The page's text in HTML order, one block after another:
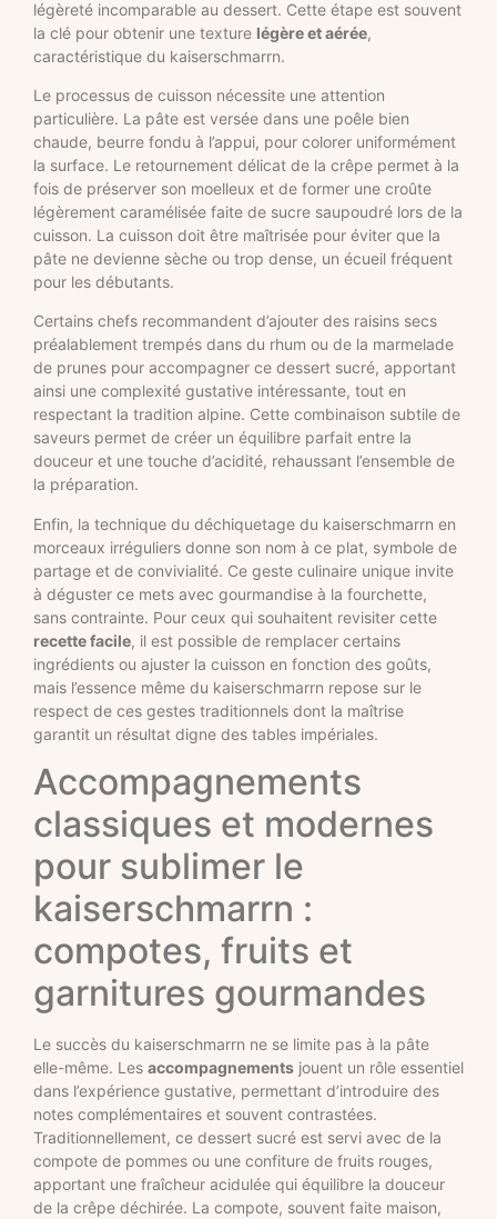
légèreté incomparable au dessert. Cette étape est souvent
la clé pour obtenir une texture légère et aérée,
caractéristique du kaiserschmarrn.
Le processus de cuisson nécessite une attention
particulière. La pâte est versée dans une poêle bien
chaude, beurre fondu à l’appui, pour colorer uniformément
la surface. Le retournement délicat de la crêpe permet à la
fois de préserver son moelleux et de former une croûte
légèrement caramélisée faite de sucre saupoudré lors de la
cuisson. La cuisson doit être maîtrisée pour éviter que la
pâte ne devienne sèche ou trop dense, un écueil fréquent
pour les débutants.
Certains chefs recommandent d’ajouter des raisins secs
préalablement trempés dans du rhum ou de la marmelade
de prunes pour accompagner ce dessert sucré, apportant
ainsi une complexité gustative intéressante, tout en
respectant la tradition alpine. Cette combinaison subtile de
saveurs permet de créer un équilibre parfait entre la
douceur et une touche d’acidité, rehaussant l’ensemble de
la préparation.
Enfin, la technique du déchiquetage du kaiserschmarrn en
morceaux irréguliers donne son nom à ce plat, symbole de
partage et de convivialité. Ce geste culinaire unique invite
à déguster ce mets avec gourmandise à la fourchette,
sans contrainte. Pour ceux qui souhaitent revisiter cette
recette facile, il est possible de remplacer certains
ingrédients ou ajuster la cuisson en fonction des goûts,
mais l’essence même du kaiserschmarrn repose sur le
respect de ces gestes traditionnels dont la maîtrise
garantit un résultat digne des tables impériales.
Accompagnements
classiques et modernes
pour sublimer le
kaiserschmarrn :
compotes, fruits et
garnitures gourmandes
Le succès du kaiserschmarrn ne se limite pas à la pâte
elle-même. Les accompagnements jouent un rôle essentiel
dans l’expérience gustative, permettant d’introduire des
notes complémentaires et souvent contrastées.
Traditionnellement, ce dessert sucré est servi avec de la
compote de pommes ou une confiture de fruits rouges,
apportant une fraîcheur acidulée qui équilibre la douceur
de la crêpe déchirée. La compote, souvent faite maison,